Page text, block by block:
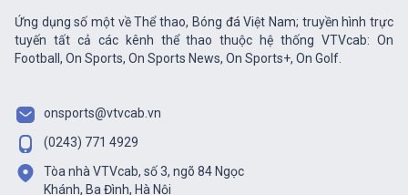
Ứng dụng số một về Thể thao, Bóng đá Việt Nam; truyền hình trực
tuyến tất cả các kênh thể thao thuộc hệ thống VTVcab: On
Football, On Sports, On Sports News, On Sports+, On Golf.
onsports@vtvcab.vn
(0243) 771 4929
Tòa nhà VTVcab, số 3, ngõ 84 Ngọc
Khánh, Ba Đình, Hà Nội